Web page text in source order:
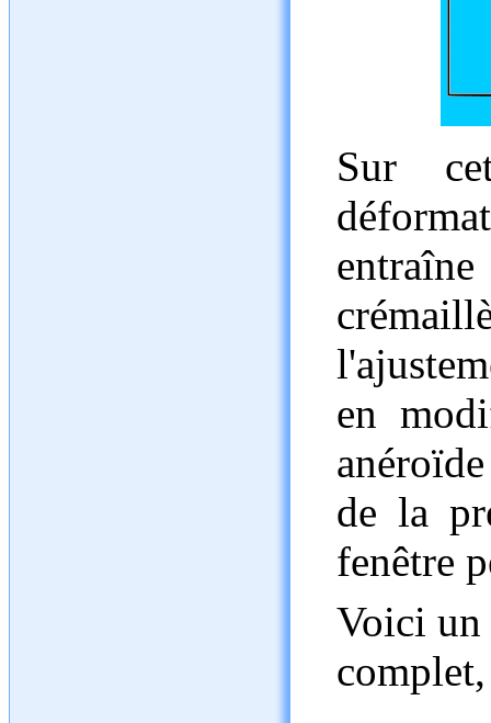
Sur
en
de la
fenêtre
Voici un